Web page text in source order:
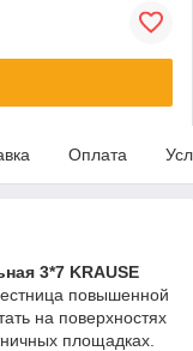
Оплата
3*7 KRAUSE
повышенной
на поверхностях
площадках.